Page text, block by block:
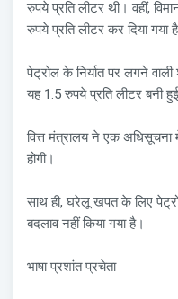
रुपये प्रति लीटर थी। वहीं,
रुपये प्रति लीटर कर दिया
पेट्रोल के निर्यात पर लगने
यह 1.5 रुपये प्रति लीटर बनी
वित्त मंत्रालय ने एक
होगी।
साथ ही, घरेलू खपत के लिए
बदलाव नहीं किया गया है।
भाषा प्रशांत प्रचेता